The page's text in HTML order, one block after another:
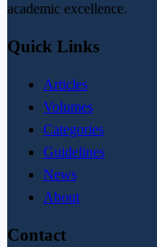
academic excellence.
Quick Links
Articles
Volumes
Categories
Guidelines
News
About
Contact